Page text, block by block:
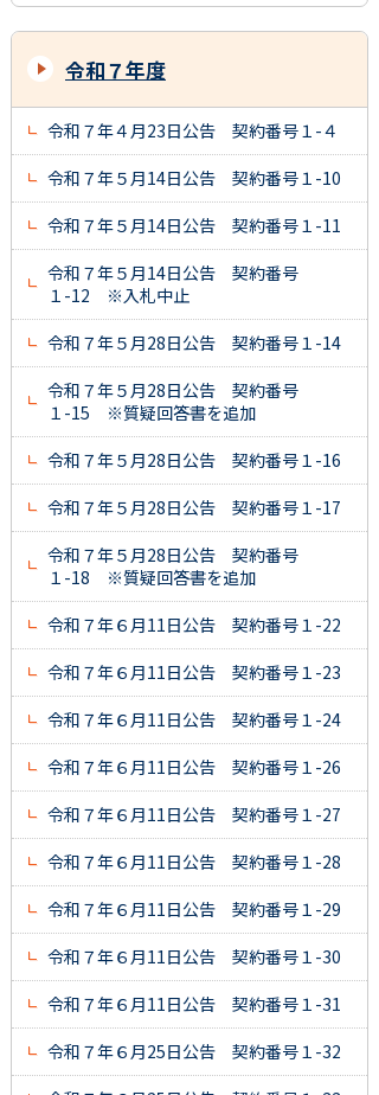
令和７年度
令和７年４月23日公告 契約番号１-４
令和７年５月14日公告 契約番号１-10
令和７年５月14日公告 契約番号１-11
令和７年５月14日公告 契約番号
１-12 ※入札中止
令和７年５月28日公告 契約番号１-14
令和７年５月28日公告 契約番号
１-15 ※質疑回答書を追加
令和７年５月28日公告 契約番号１-16
令和７年５月28日公告 契約番号１-17
令和７年５月28日公告 契約番号
１-18 ※質疑回答書を追加
令和７年６月11日公告 契約番号１-22
令和７年６月11日公告 契約番号１-23
令和７年６月11日公告 契約番号１-24
令和７年６月11日公告 契約番号１-26
令和７年６月11日公告 契約番号１-27
令和７年６月11日公告 契約番号１-28
令和７年６月11日公告 契約番号１-29
令和７年６月11日公告 契約番号１-30
令和７年６月11日公告 契約番号１-31
令和７年６月25日公告 契約番号１-32